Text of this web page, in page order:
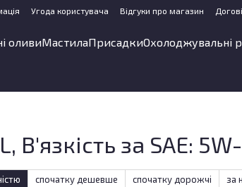
Угода користувача Відгуки про магазин
оливиМастилаПрисадкиОхолоджувальні
В'язкість за SAE:
спочатку дешевше спочатку дорожчі за